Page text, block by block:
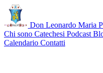
Don Leonardo Maria
Chi sono Catechesi Podcast
Calendario Contatti